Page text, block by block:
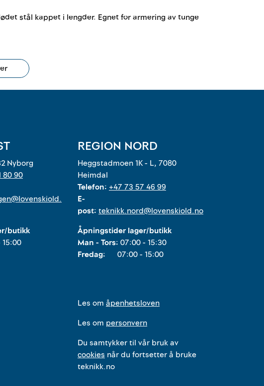
stål kappet i lengder. Egnet for armering av tunge
Nyborg
80 90
butikk
REGION NORD
Heggstadmoen 1K - L, 7080
Heimdal
Telefon: +47 73 57 46 99
E-
post: teknikk.nord@lovenskiold.no
Åpningstider lager/butikk
Man - Tors: 07:00 - 15:30
Fredag: 07:00 - 15:00
Les om åpenhetsloven
Les om personvern
Du samtykker til vår bruk av
cookies når du fortsetter å bruke
teknikk.no